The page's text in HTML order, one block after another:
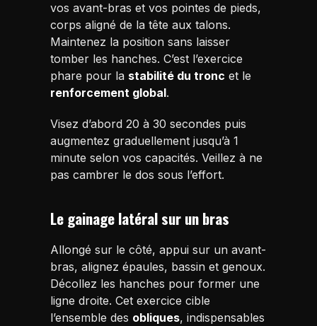
vos avant-bras et vos pointes de pieds,
corps aligné de la tête aux talons.
Maintenez la position sans laisser
tomber les hanches. C’est l’exercice
phare pour la stabilité du tronc et le
renforcement global.
Visez d’abord 20 à 30 secondes puis
augmentez graduellement jusqu’à 1
minute selon vos capacités. Veillez à ne
pas cambrer le dos sous l’effort.
Le gainage latéral sur un bras
Allongé sur le côté, appui sur un avant-
bras, alignez épaules, bassin et genoux.
Décollez les hanches pour former une
ligne droite. Cet exercice cible
l’ensemble des obliques, indispensables